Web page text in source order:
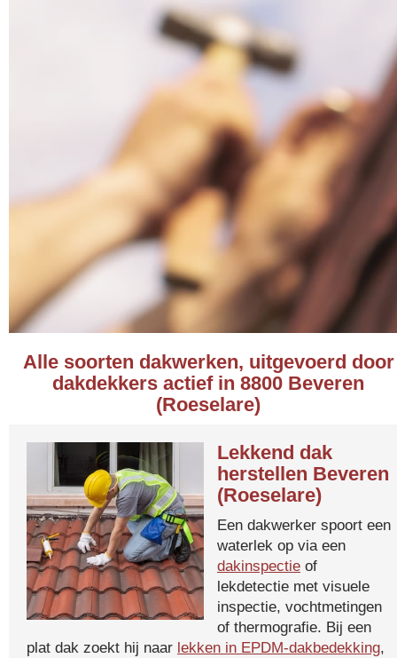
Alle soorten dakwerken, uitgevoerd door
dakdekkers actief in 8800 Beveren
(Roeselare)
Lekkend dak
herstellen Beveren
(Roeselare)
Een dakwerker spoort een
waterlek op via een
dakinspectie of
lekdetectie met visuele
inspectie, vochtmetingen
of thermografie. Bij een
plat dak zoekt hij naar lekken in EPDM-dakbedekking,